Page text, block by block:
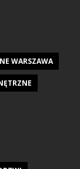
WARSZAWA